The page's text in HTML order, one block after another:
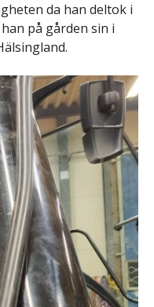
da han deltok i
på gården sin i